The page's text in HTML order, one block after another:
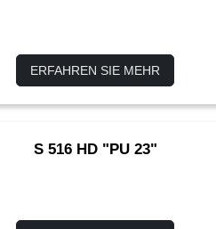
ERFAHREN SIE MEHR
S 516 HD "PU 23"